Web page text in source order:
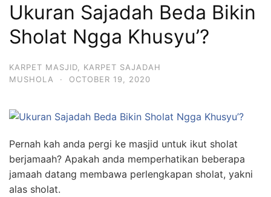
Ukuran Sajadah Beda Bikin
Sholat Ngga Khusyu’?
KARPET MASJID
KARPET SAJADAH
MUSHOLA
· OCTOBER 19, 2020
Pernah kah anda pergi ke masjid untuk ikut sholat
berjamaah? Apakah anda memperhatikan beberapa
jamaah datang membawa perlengkapan sholat, yakni
alas sholat.